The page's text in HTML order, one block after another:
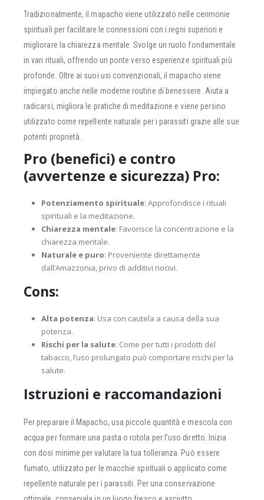
Tradizionalmente, il mapacho viene utilizzato nelle cerimonie
spirituali per facilitare le connessioni con i regni superiori e
migliorare la chiarezza mentale. Svolge un ruolo fondamentale
in vari rituali, offrendo un ponte verso esperienze spirituali più
profonde. Oltre ai suoi usi convenzionali, il mapacho viene
impiegato anche nelle moderne routine di benessere. Aiuta a
radicarsi, migliora le pratiche di meditazione e viene persino
utilizzato come repellente naturale per i parassiti grazie alle sue
potenti proprietà.
Pro (benefici) e contro
(avvertenze e sicurezza) Pro:
Potenziamento spirituale: Approfondisce i rituali
spirituali e la meditazione.
Chiarezza mentale: Favorisce la concentrazione e la
chiarezza mentale.
Naturale e puro: Proveniente direttamente
dall’Amazzonia, privo di additivi nocivi.
Cons:
Alta potenza: Usa con cautela a causa della sua
potenza.
Rischi per la salute: Come per tutti i prodotti del
tabacco, l’uso prolungato può comportare rischi per la
salute.
Istruzioni e raccomandazioni
Per preparare il Mapacho, usa piccole quantità e mescola con
acqua per formare una pasta o rotola per l’uso diretto. Inizia
con dosi minime per valutare la tua tolleranza. Può essere
fumato, utilizzato per le macchie spirituali o applicato come
repellente naturale per i parassiti. Per una conservazione